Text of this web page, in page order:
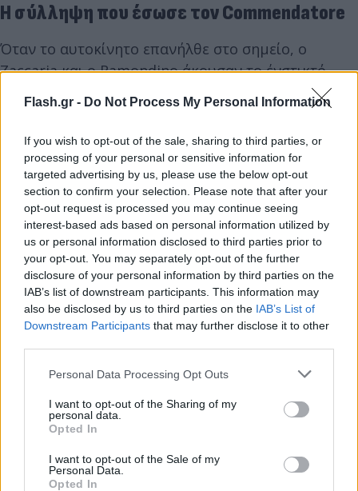
Flash.gr - Do Not Process My Personal Information
If you wish to opt-out of the sale, sharing to third parties, or
processing of your personal or sensitive information for
targeted advertising by us, please use the below opt-out
section to confirm your selection. Please note that after your
opt-out request is processed you may continue seeing
interest-based ads based on personal information utilized by
us or personal information disclosed to third parties prior to
your opt-out. You may separately opt-out of the further
disclosure of your personal information by third parties on the
IAB’s list of downstream participants. This information may
also be disclosed by us to third parties on the IAB’s List of
Downstream Participants that may further disclose it to other
Please note that this website/app uses one or more Google
not limited to your visit or usage behaviour. You may click to
grant or deny consent to Google and its third-party tags to
use your data for below specified purposes in below Google
consent section.
Personal Data Processing Opt Outs
I want to opt-out of the Sharing of my
personal data.
Opted In
I want to opt-out of the Sale of my
Personal Data.
Opted In
Η σύλληψη που έσωσε τον Commendatore
Όταν το αυτοκίνητο επανήλθε στο σημείο, ο
Zaccaria και ο Ramondino άκουσαν το ένστικτό
τους. Πλησίασαν τους δύο υπόπτους και τους
παγίδεψαν σε μια είσοδο πολυκατοικίας ώστε να
αποτρέψουν τη διαφυγή. Τους ζήτησαν τις
ταυτότητες τους. Τα έγγραφα ήταν καινούρια, είχαν
εκδοθεί στο Μιλάνο, ενώ οι άνδρες μιλούσαν με
βαριά προφορά από τη Ρώμη.
Λίγο μετά, ένας από αυτούς — πρώην πυγμάχος —
προσπάθησε να διαφύγει. Ακολούθησε συμπλοκή. Ο
Zaccaria τραυματίστηκε στα πλευρά, αλλά
κατάφερε να τον ακινητοποιήσει.